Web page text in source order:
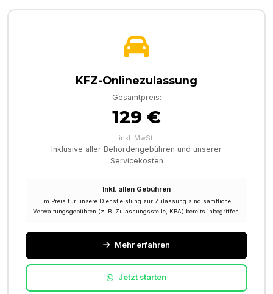
KFZ-Onlinezulassung
Gesamtpreis:
129 €
inkl. MwSt.
Inklusive aller Behördengebühren und unserer
Servicekosten
Inkl. allen Gebühren
Im Preis für unsere Dienstleistung zur Zulassung sind sämtliche
Verwaltungsgebühren (z. B. Zulassungsstelle, KBA) bereits inbegriffen.
Mehr erfahren
Jetzt starten